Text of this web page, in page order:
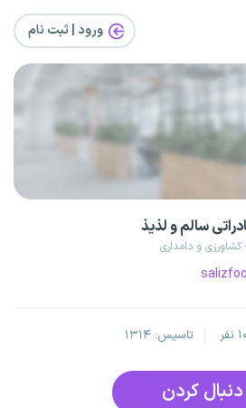
ورود | ثبت‌ نام
سالم و لذیذ
و دامداری
تاسیس: ۱۳۱۴
دنبال کردن